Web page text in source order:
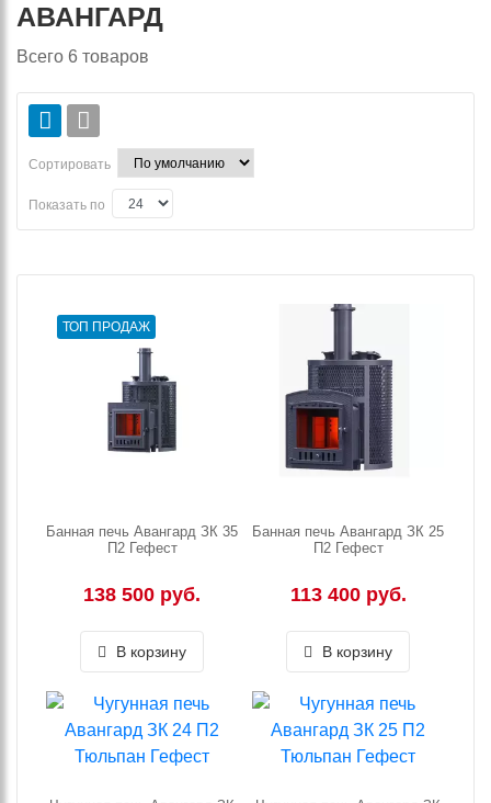
АВАНГАРД
Всего 6 товаров
Сортировать
Показать по
ТОП ПРОДАЖ
Банная печь Авангард ЗК 35
П2 Гефест
138 500 руб.
В корзину
Банная печь Авангард ЗК 25
П2 Гефест
113 400 руб.
В корзину